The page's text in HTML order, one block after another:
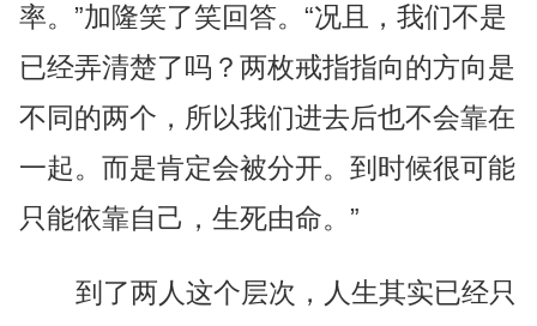
率。”加隆笑了笑回答。“况且，我们不是
已经弄清楚了吗？两枚戒指指向的方向是
不同的两个，所以我们进去后也不会靠在
一起。而是肯定会被分开。到时候很可能
只能依靠自己，生死由命。”
到了两人这个层次，人生其实已经只